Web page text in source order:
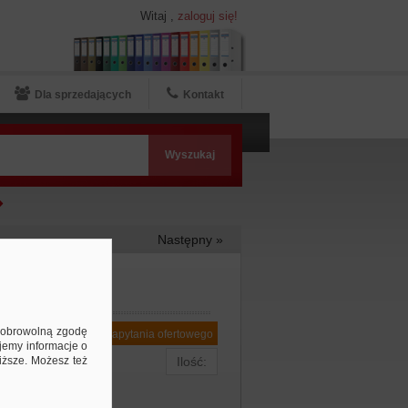
Dla sprzedających Kontakt
Witaj , zaloguj się!
Następny »
Dodaj do zapytania ofertowego
zgodę
informacje o
Możesz też